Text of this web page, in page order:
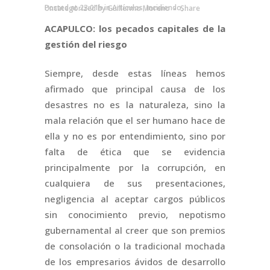
Posted at 23:01hinArtículos,Incidiendo,
Uncategorized byGuillermo Moreno Share
ACAPULCO: los pecados capitales de la
gestión del riesgo
Siempre, desde estas líneas hemos
afirmado que principal causa de los
desastres no es la naturaleza, sino la
mala relación que el ser humano hace de
ella y no es por entendimiento, sino por
falta de ética que se evidencia
principalmente por la corrupción, en
cualquiera de sus presentaciones,
negligencia al aceptar cargos públicos
sin conocimiento previo, nepotismo
gubernamental al creer que son premios
de consolación o la tradicional mochada
de los empresarios ávidos de desarrollo